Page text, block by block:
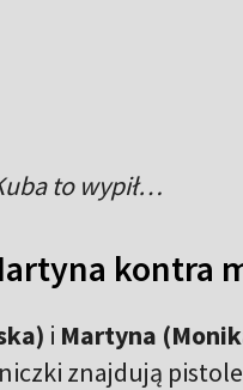
to wypił…
kontra
i Martyna
znajdują